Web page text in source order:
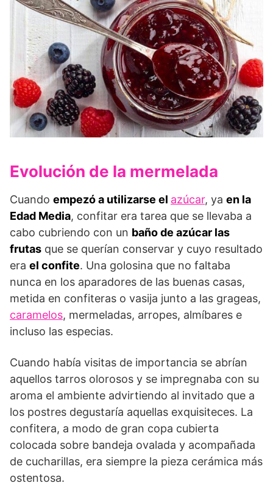
Evolución de la mermelada
Cuando empezó a utilizarse el azúcar, ya en la
Edad Media, confitar era tarea que se llevaba a
cabo cubriendo con un baño de azúcar las
frutas que se querían conservar y cuyo resultado
era el confite. Una golosina que no faltaba
nunca en los aparadores de las buenas casas,
metida en confiteras o vasija junto a las grageas,
caramelos, mermeladas, arropes, almíbares e
incluso las especias.
Cuando había visitas de importancia se abrían
aquellos tarros olorosos y se impregnaba con su
aroma el ambiente advirtiendo al invitado que a
los postres degustaría aquellas exquisiteces. La
confitera, a modo de gran copa cubierta
colocada sobre bandeja ovalada y acompañada
de cucharillas, era siempre la pieza cerámica más
ostentosa.